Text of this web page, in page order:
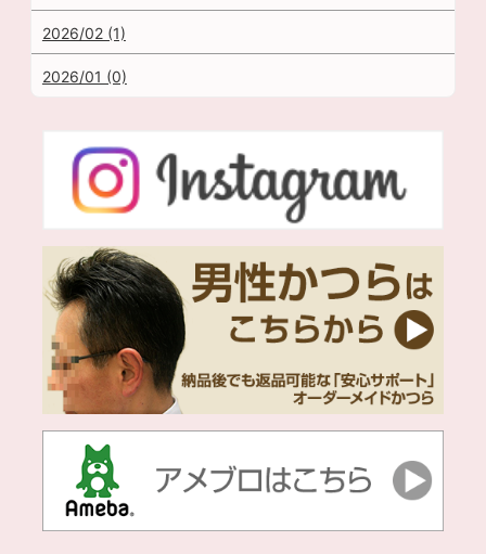
2026/02 (1)
2026/01 (0)